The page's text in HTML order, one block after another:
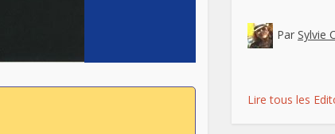
Par Sylvie
Lire tous les